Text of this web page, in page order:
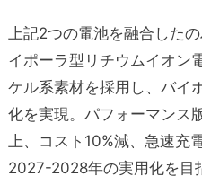
上記2つの電池を融合した
イポーラ型リチウムイオン
ケル系素材を採用し、バイ
化を実現。パフォーマンス
上、コスト10%減、急速充
2027-2028年の実用化を目